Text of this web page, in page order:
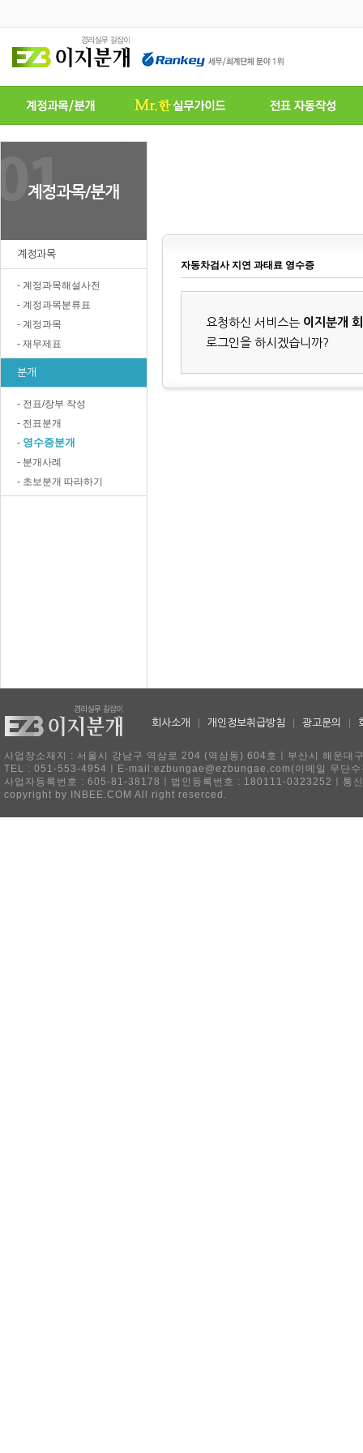
계정과목
- 계정과목해설사전
- 계정과목분류표
- 계정과목
- 재무제표
분개
- 전표/장부 작성
- 전표분개
- 영수증분개
- 분개사례
- 초보분개 따라하기
자동차검사 지연 과태료 영수증
요청하신 서비스는 이지분개
로그인을 하시겠습니까?
회사소개 개인정보취급방침 광고문의
사업장소재지 : 서울시 강남구 역삼로 204 (역삼동) 604호ㅣ부산시 해운
TEL : 051-553-4954ㅣE-mail:ezbungae@ezbungae.com(이메일 무단수
사업자등록번호 : 605-81-38178ㅣ법인등록번호 : 180111-0323252ㅣ통
copyright by INBEE.COM All right reserced.